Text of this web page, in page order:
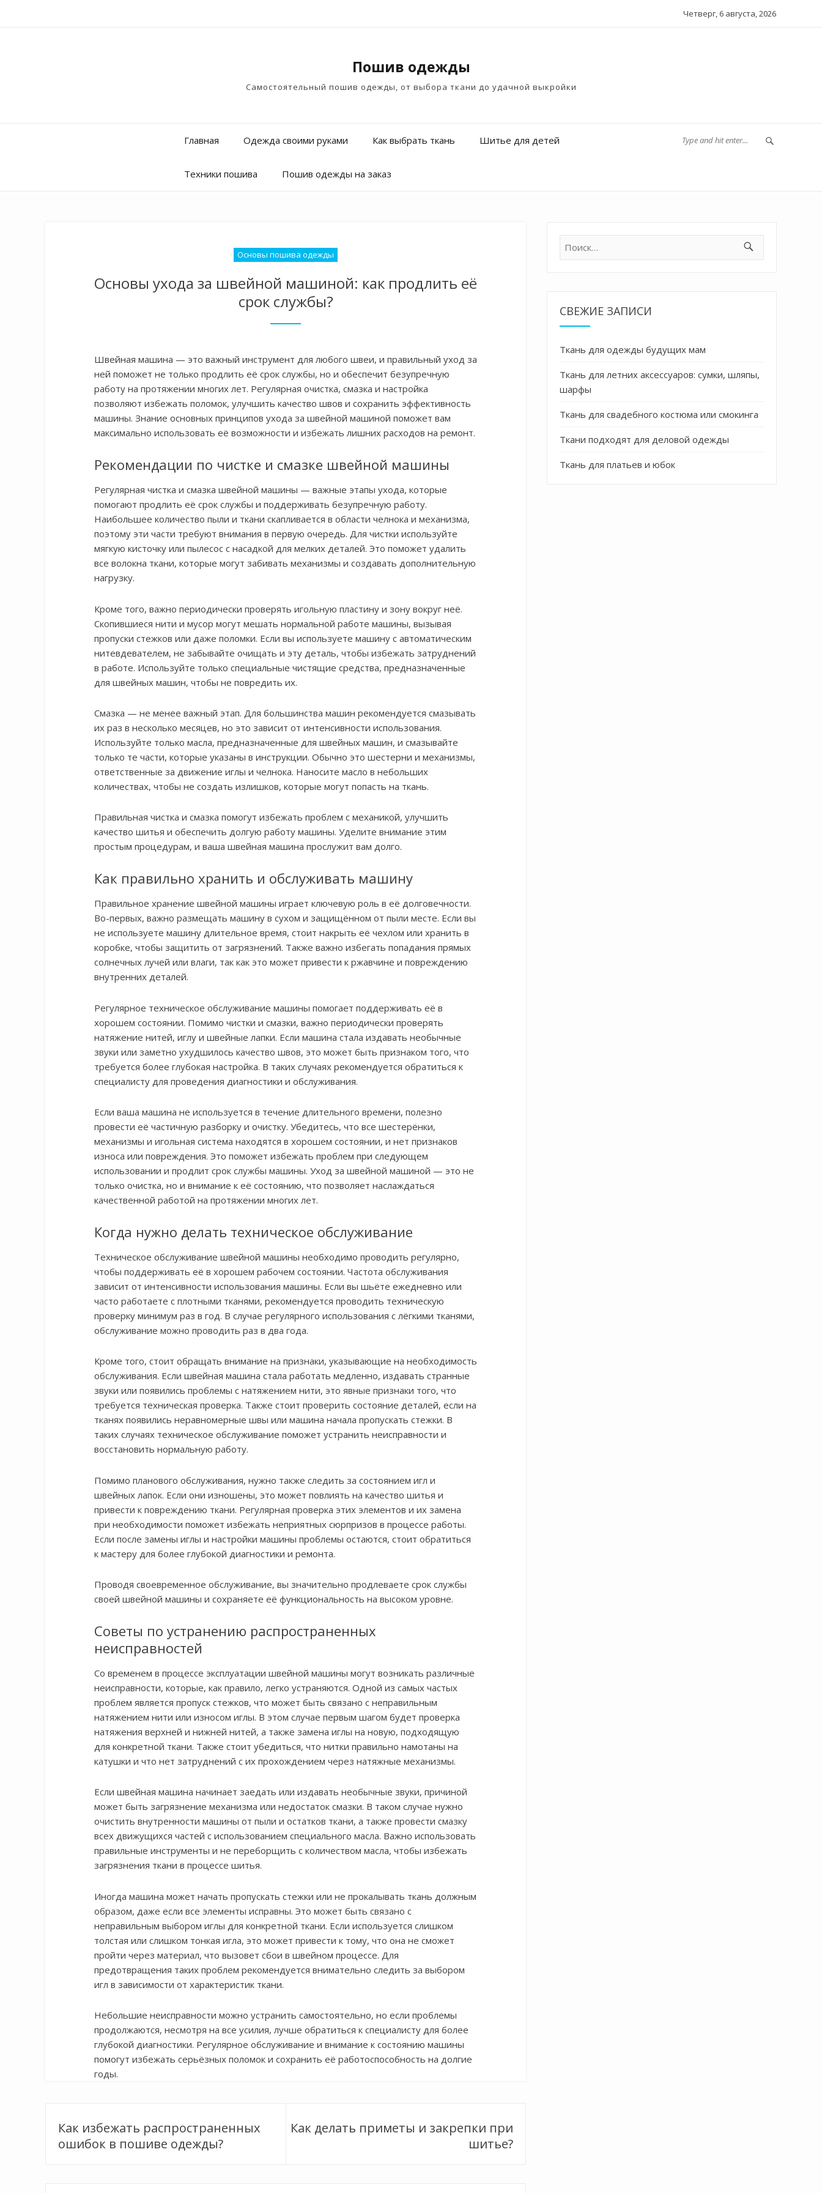
Четверг, 6 августа, 2026
Пошив одежды
Самостоятельный пошив одежды, от выбора ткани до удачной выкройки
Главная Одежда своими руками Как выбрать ткань Шитье для детей
Техники пошива Пошив одежды на заказ
Основы пошива одежды
Основы ухода за швейной машиной: как продлить её
срок службы?
Швейная машина — это важный инструмент для любого швеи, и правильный уход за
ней поможет не только продлить её срок службы, но и обеспечит безупречную
работу на протяжении многих лет. Регулярная очистка, смазка и настройка
позволяют избежать поломок, улучшить качество швов и сохранить эффективность
машины. Знание основных принципов ухода за швейной машиной поможет вам
максимально использовать её возможности и избежать лишних расходов на ремонт.
Рекомендации по чистке и смазке швейной машины
Регулярная чистка и смазка швейной машины — важные этапы ухода, которые
помогают продлить её срок службы и поддерживать безупречную работу.
Наибольшее количество пыли и ткани скапливается в области челнока и механизма,
поэтому эти части требуют внимания в первую очередь. Для чистки используйте
мягкую кисточку или пылесос с насадкой для мелких деталей. Это поможет удалить
все волокна ткани, которые могут забивать механизмы и создавать дополнительную
нагрузку.
Кроме того, важно периодически проверять игольную пластину и зону вокруг неё.
Скопившиеся нити и мусор могут мешать нормальной работе машины, вызывая
пропуски стежков или даже поломки. Если вы используете машину с автоматическим
нитевдевателем, не забывайте очищать и эту деталь, чтобы избежать затруднений
в работе. Используйте только специальные чистящие средства, предназначенные
для швейных машин, чтобы не повредить их.
Смазка — не менее важный этап. Для большинства машин рекомендуется смазывать
их раз в несколько месяцев, но это зависит от интенсивности использования.
Используйте только масла, предназначенные для швейных машин, и смазывайте
только те части, которые указаны в инструкции. Обычно это шестерни и механизмы,
ответственные за движение иглы и челнока. Наносите масло в небольших
количествах, чтобы не создать излишков, которые могут попасть на ткань.
Правильная чистка и смазка помогут избежать проблем с механикой, улучшить
качество шитья и обеспечить долгую работу машины. Уделите внимание этим
простым процедурам, и ваша швейная машина прослужит вам долго.
Как правильно хранить и обслуживать машину
Правильное хранение швейной машины играет ключевую роль в её долговечности.
Во-первых, важно размещать машину в сухом и защищённом от пыли месте. Если вы
не используете машину длительное время, стоит накрыть её чехлом или хранить в
коробке, чтобы защитить от загрязнений. Также важно избегать попадания прямых
солнечных лучей или влаги, так как это может привести к ржавчине и повреждению
внутренних деталей.
Регулярное техническое обслуживание машины помогает поддерживать её в
хорошем состоянии. Помимо чистки и смазки, важно периодически проверять
натяжение нитей, иглу и швейные лапки. Если машина стала издавать необычные
звуки или заметно ухудшилось качество швов, это может быть признаком того, что
требуется более глубокая настройка. В таких случаях рекомендуется обратиться к
специалисту для проведения диагностики и обслуживания.
Если ваша машина не используется в течение длительного времени, полезно
провести её частичную разборку и очистку. Убедитесь, что все шестерёнки,
механизмы и игольная система находятся в хорошем состоянии, и нет признаков
износа или повреждения. Это поможет избежать проблем при следующем
использовании и продлит срок службы машины. Уход за швейной машиной — это не
только очистка, но и внимание к её состоянию, что позволяет наслаждаться
качественной работой на протяжении многих лет.
Когда нужно делать техническое обслуживание
Техническое обслуживание швейной машины необходимо проводить регулярно,
чтобы поддерживать её в хорошем рабочем состоянии. Частота обслуживания
зависит от интенсивности использования машины. Если вы шьёте ежедневно или
часто работаете с плотными тканями, рекомендуется проводить техническую
проверку минимум раз в год. В случае регулярного использования с лёгкими тканями,
обслуживание можно проводить раз в два года.
Кроме того, стоит обращать внимание на признаки, указывающие на необходимость
обслуживания. Если швейная машина стала работать медленно, издавать странные
звуки или появились проблемы с натяжением нити, это явные признаки того, что
требуется техническая проверка. Также стоит проверить состояние деталей, если на
тканях появились неравномерные швы или машина начала пропускать стежки. В
таких случаях техническое обслуживание поможет устранить неисправности и
восстановить нормальную работу.
Помимо планового обслуживания, нужно также следить за состоянием игл и
швейных лапок. Если они изношены, это может повлиять на качество шитья и
привести к повреждению ткани. Регулярная проверка этих элементов и их замена
при необходимости поможет избежать неприятных сюрпризов в процессе работы.
Если после замены иглы и настройки машины проблемы остаются, стоит обратиться
к мастеру для более глубокой диагностики и ремонта.
Проводя своевременное обслуживание, вы значительно продлеваете срок службы
своей швейной машины и сохраняете её функциональность на высоком уровне.
Советы по устранению распространенных
неисправностей
Со временем в процессе эксплуатации швейной машины могут возникать различные
неисправности, которые, как правило, легко устраняются. Одной из самых частых
проблем является пропуск стежков, что может быть связано с неправильным
натяжением нити или износом иглы. В этом случае первым шагом будет проверка
натяжения верхней и нижней нитей, а также замена иглы на новую, подходящую
для конкретной ткани. Также стоит убедиться, что нитки правильно намотаны на
катушки и что нет затруднений с их прохождением через натяжные механизмы.
Если швейная машина начинает заедать или издавать необычные звуки, причиной
может быть загрязнение механизма или недостаток смазки. В таком случае нужно
очистить внутренности машины от пыли и остатков ткани, а также провести смазку
всех движущихся частей с использованием специального масла. Важно использовать
правильные инструменты и не переборщить с количеством масла, чтобы избежать
загрязнения ткани в процессе шитья.
Иногда машина может начать пропускать стежки или не прокалывать ткань должным
образом, даже если все элементы исправны. Это может быть связано с
неправильным выбором иглы для конкретной ткани. Если используется слишком
толстая или слишком тонкая игла, это может привести к тому, что она не сможет
пройти через материал, что вызовет сбои в швейном процессе. Для
предотвращения таких проблем рекомендуется внимательно следить за выбором
игл в зависимости от характеристик ткани.
Небольшие неисправности можно устранить самостоятельно, но если проблемы
продолжаются, несмотря на все усилия, лучше обратиться к специалисту для более
глубокой диагностики. Регулярное обслуживание и внимание к состоянию машины
помогут избежать серьёзных поломок и сохранить её работоспособность на долгие
годы.
Навигация
по
Как избежать распространенных
ошибок в пошиве одежды?
Как делать приметы и закрепки при
шитье?
Найти:
СВЕЖИЕ ЗАПИСИ
Ткань для одежды будущих мам
Ткань для летних аксессуаров: сумки, шляпы,
шарфы
Ткань для свадебного костюма или смокинга
Ткани подходят для деловой одежды
Ткань для платьев и юбок